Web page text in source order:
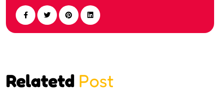
Relatetd Post